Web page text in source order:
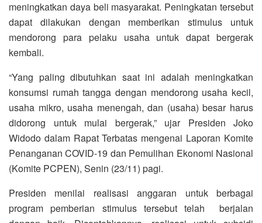
meningkatkan daya beli masyarakat. Peningkatan tersebut
dapat dilakukan dengan memberikan stimulus untuk
mendorong para pelaku usaha untuk dapat bergerak
kembali.
“Yang paling dibutuhkan saat ini adalah meningkatkan
konsumsi rumah tangga dengan mendorong usaha kecil,
usaha mikro, usaha menengah, dan (usaha) besar harus
didorong untuk mulai bergerak,” ujar Presiden Joko
Widodo dalam Rapat Terbatas mengenai Laporan Komite
Penanganan COVID-19 dan Pemulihan Ekonomi Nasional
(Komite PCPEN), Senin (23/11) pagi.
Presiden menilai realisasi anggaran untuk berbagai
program pemberian stimulus tersebut telah berjalan